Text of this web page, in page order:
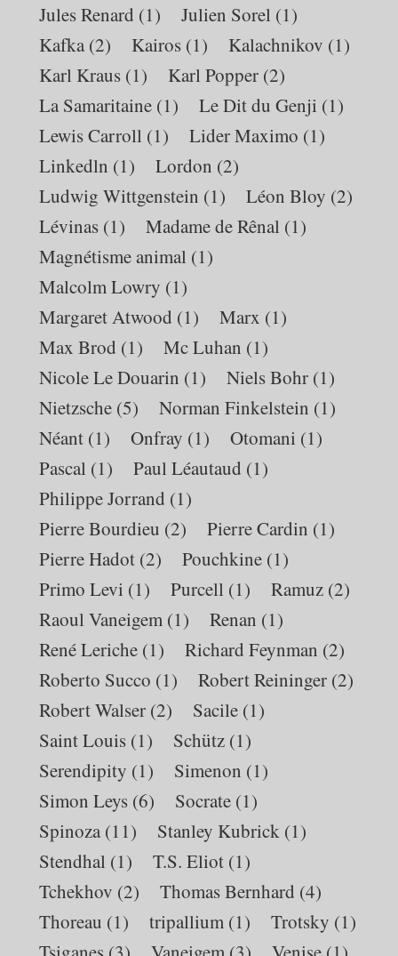
Jules Renard (1) Julien Sorel (1)
Kafka (2) Kairos (1) Kalachnikov (1)
Karl Kraus (1) Karl Popper (2)
La Samaritaine (1) Le Dit du Genji (1)
Lewis Carroll (1) Lider Maximo (1)
Linkedln (1) Lordon (2)
Ludwig Wittgenstein (1) Léon Bloy (2)
Lévinas (1) Madame de Rênal (1)
Magnétisme animal (1)
Malcolm Lowry (1)
Margaret Atwood (1) Marx (1)
Max Brod (1) Mc Luhan (1)
Nicole Le Douarin (1) Niels Bohr (1)
Nietzsche (5) Norman Finkelstein (1)
Néant (1) Onfray (1) Otomani (1)
Pascal (1) Paul Léautaud (1)
Philippe Jorrand (1)
Pierre Bourdieu (2) Pierre Cardin (1)
Pierre Hadot (2) Pouchkine (1)
Primo Levi (1) Purcell (1) Ramuz (2)
Raoul Vaneigem (1) Renan (1)
René Leriche (1) Richard Feynman (2)
Roberto Succo (1) Robert Reininger (2)
Robert Walser (2) Sacile (1)
Saint Louis (1) Schütz (1)
Serendipity (1) Simenon (1)
Simon Leys (6) Socrate (1)
Spinoza (11) Stanley Kubrick (1)
Stendhal (1) T.S. Eliot (1)
Tchekhov (2) Thomas Bernhard (4)
Thoreau (1) tripallium (1) Trotsky (1)